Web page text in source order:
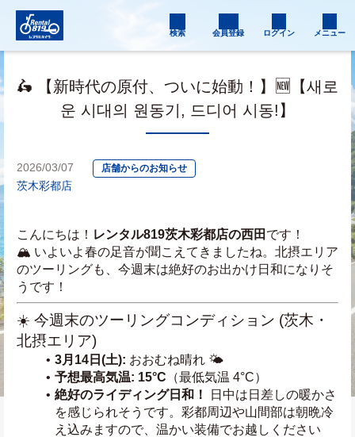
検索 会員登録 ログイン メニュー
🛵 【新時代の原付、ついに始動！】🆕【새로
운 시대의 원동기, 드디어 시동!】
2026/03/07 店舗からのお知らせ
茨木彩都店
こんにちは！ レンタル819茨木彩都店の西田 です！
🏔️ いよいよ春の足音が聞こえてきましたね。北摂エリア
のツーリングも、今週末は絶好のお出かけ日和になりそ
うです！
☀️ 今週末のツーリングコンディション (茨木・
北摂エリア)
3月14日(土): おおむね晴れ 🌤️
予想最高気温: 15°C （最低気温 4°C）
絶好のライディング日和！
日中は日差しの暖かさ
を感じられそうです。彩都周辺や山間部は朝晩冷
え込みますので、温かい装備でお越しください